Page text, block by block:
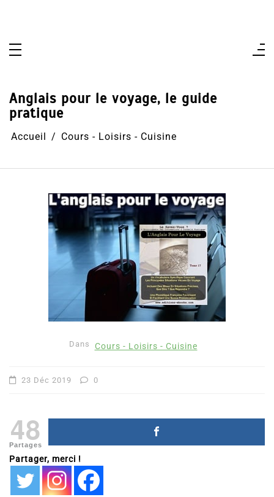
Anglais pour le voyage, le guide
pratique
48
Partages
Partager, merci !